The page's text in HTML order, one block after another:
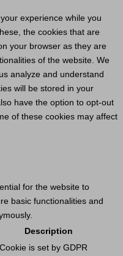
experience while you
the cookies that are
your browser as they are
of the website. We
analyze and understand
will be stored in your
have the option to opt-out
of these cookies may affect
for the website to
basic functionalities and
Description
Cookie is set by GDPR